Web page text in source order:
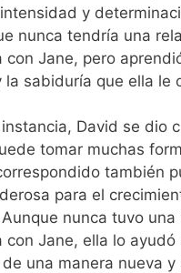
y
nunca tendría una
con Jane, pero
la sabiduría que ella le
David se dio
tomar muchas
también
para el
nunca tuvo una
con Jane, ella lo
una manera nueva y